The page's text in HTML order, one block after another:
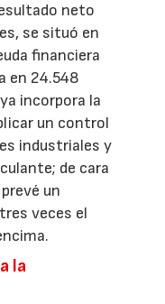
neto
se situó en
financiera
en 24.548
incorpora la
un control
industriales y
de cara
un
veces el
la